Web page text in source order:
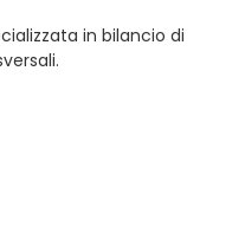
in bilancio di